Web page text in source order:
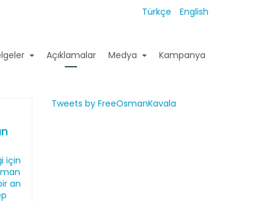
Türkçe English
Açıklamalar Medya Kampanya
için
an
Tweets by FreeOsmanKavala